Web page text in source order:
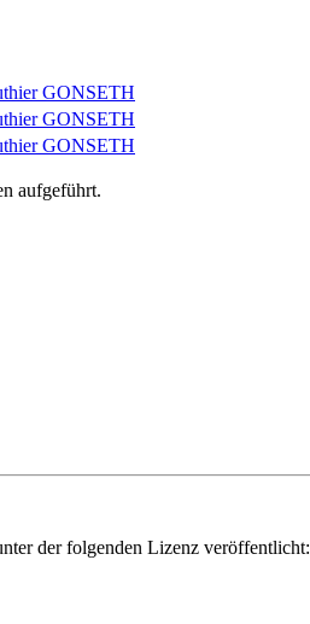
GONSETH
GONSETH
GONSETH
aufgeführt.
der folgenden Lizenz veröffentlicht: